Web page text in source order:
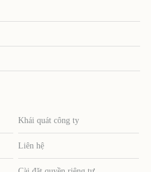
Khái quát công ty
Liên hệ